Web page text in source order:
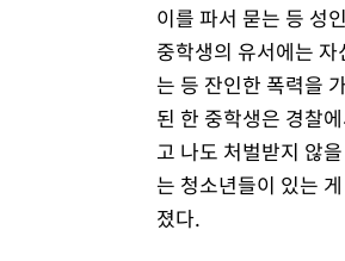
이를 파서 묻는 등 성
중학생의 유서에는
는 등 잔인한 폭력을
된 한 중학생은 경찰
고 나도 처벌받지 않
는 청소년들이 있는
졌다.